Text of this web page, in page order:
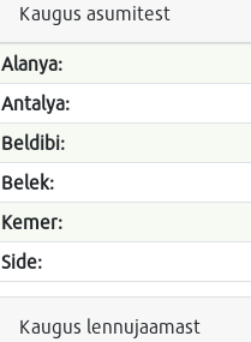
Kaugus asumitest
Alanya:
Antalya:
Beldibi:
Belek:
Kemer:
Side:
Kaugus lennujaamast